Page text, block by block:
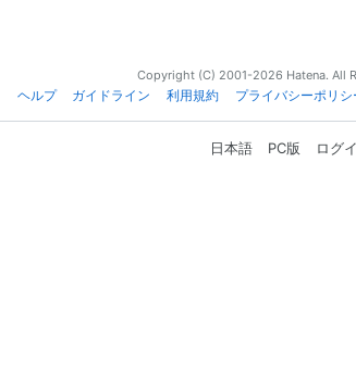
Copyright (C) 2001-2026 Hatena. All
ヘルプ
ガイドライン 利用規約 プライバシーポリシ
日本語 PC版 ログ